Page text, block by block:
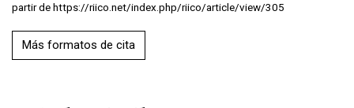
partir de https://riico.net/index.php/riico/article/view/305
Más formatos de cita